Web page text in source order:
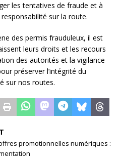
les tentatives de fraude et à
sur la route.
des permis frauduleux, il est
leurs droits et les recours
des autorités et la vigilance
préserver l’intégrité du
sur nos routes.
promotionnelles numériques :